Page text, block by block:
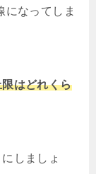
になってしま
はどれくら
しましょ